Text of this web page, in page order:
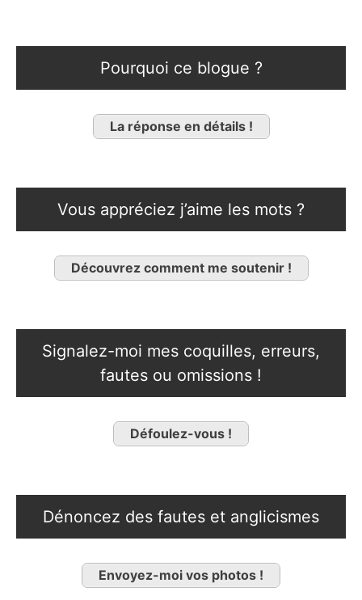
Pourquoi ce blogue ?
La réponse en détails !
Vous appréciez j’aime les mots ?
Découvrez comment me soutenir !
Signalez-moi mes coquilles, erreurs,
fautes ou omissions !
Défoulez-vous !
Dénoncez des fautes et anglicismes
Envoyez-moi vos photos !